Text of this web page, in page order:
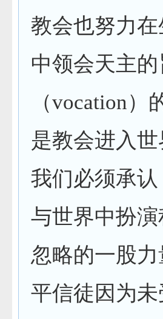
教会也努力
中领会天主
（vocation）
是教会进入
我们必须承
与世界中扮
忽略的一股
平信徒因为